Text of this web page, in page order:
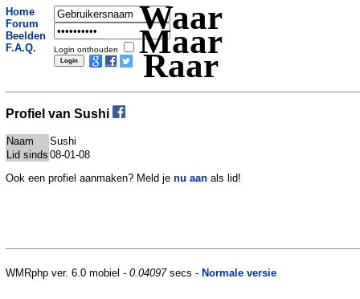
Home
Forum
Beelden
F.A.Q.
Login onthouden
Waar
Maar
Raar
Profiel van Sushi
Naam
Sushi
Lid sinds 08-01-08
Ook een profiel aanmaken? Meld je nu aan als lid!
WMRphp ver. 6.0 mobiel - 0.04097secs - Normale versie